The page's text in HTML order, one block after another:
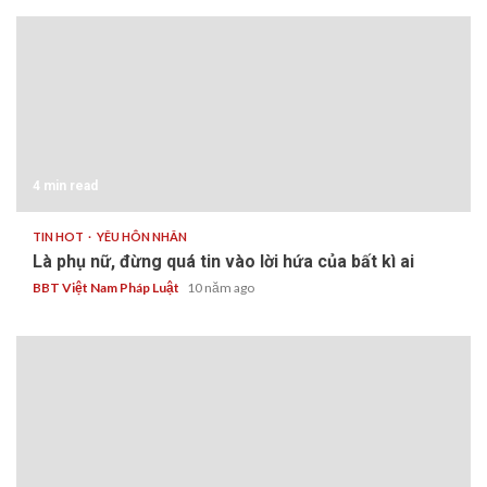
4 min read
TIN HOT YÊU HÔN NHÂN
Là phụ nữ, đừng quá tin vào lời hứa của bất kì ai
BBT Việt Nam Pháp Luật 10 năm ago